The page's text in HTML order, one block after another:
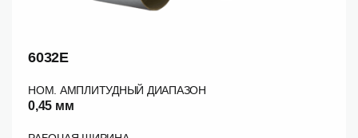
6032E
НОМ. АМПЛИТУДНЫЙ ДИАПАЗОН
0,45 мм